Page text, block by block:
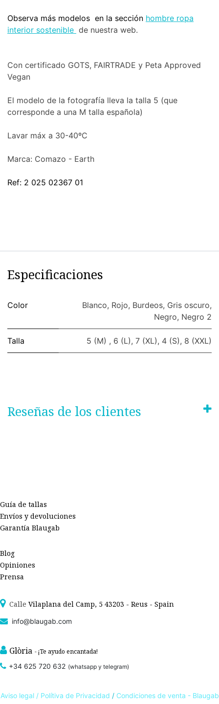
Observa más modelos en la sección hombre ropa
interior sostenible de nuestra web.
Con certificado GOTS, FAIRTRADE y Peta Approved
Vegan
El modelo de la fotografía lleva la talla 5 (que
corresponde a una M talla española)
Lavar máx a 30-40ºC
Marca: Comazo - Earth
Ref: 2 025 02367 01
Especificaciones
Color Blanco, Rojo, Burdeos, Gris oscuro,
Negro, Negro 2
Talla 5 (M) , 6 (L), 7 (XL), 4 (S), 8 (XXL)
Reseñas de los clientes
Guía de tallas
Envíos y devoluciones
Garantía Blaugab
Blog
Opiniones
Prensa
Calle Vilaplana del Camp, 5 43203 - Reus - Spain
info@blaugab.com
Glòria - ¡Te ayudo encantada!
+34 625 720 632 (whatsapp y telegram)
Aviso legal / Polítiva de Privacidad / Condiciones de venta - Blaugab